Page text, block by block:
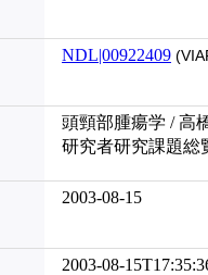
NDL|00922409
頭頸部腫瘍学 / 高
研究者研究課題総
2003-08-15
2003-08-